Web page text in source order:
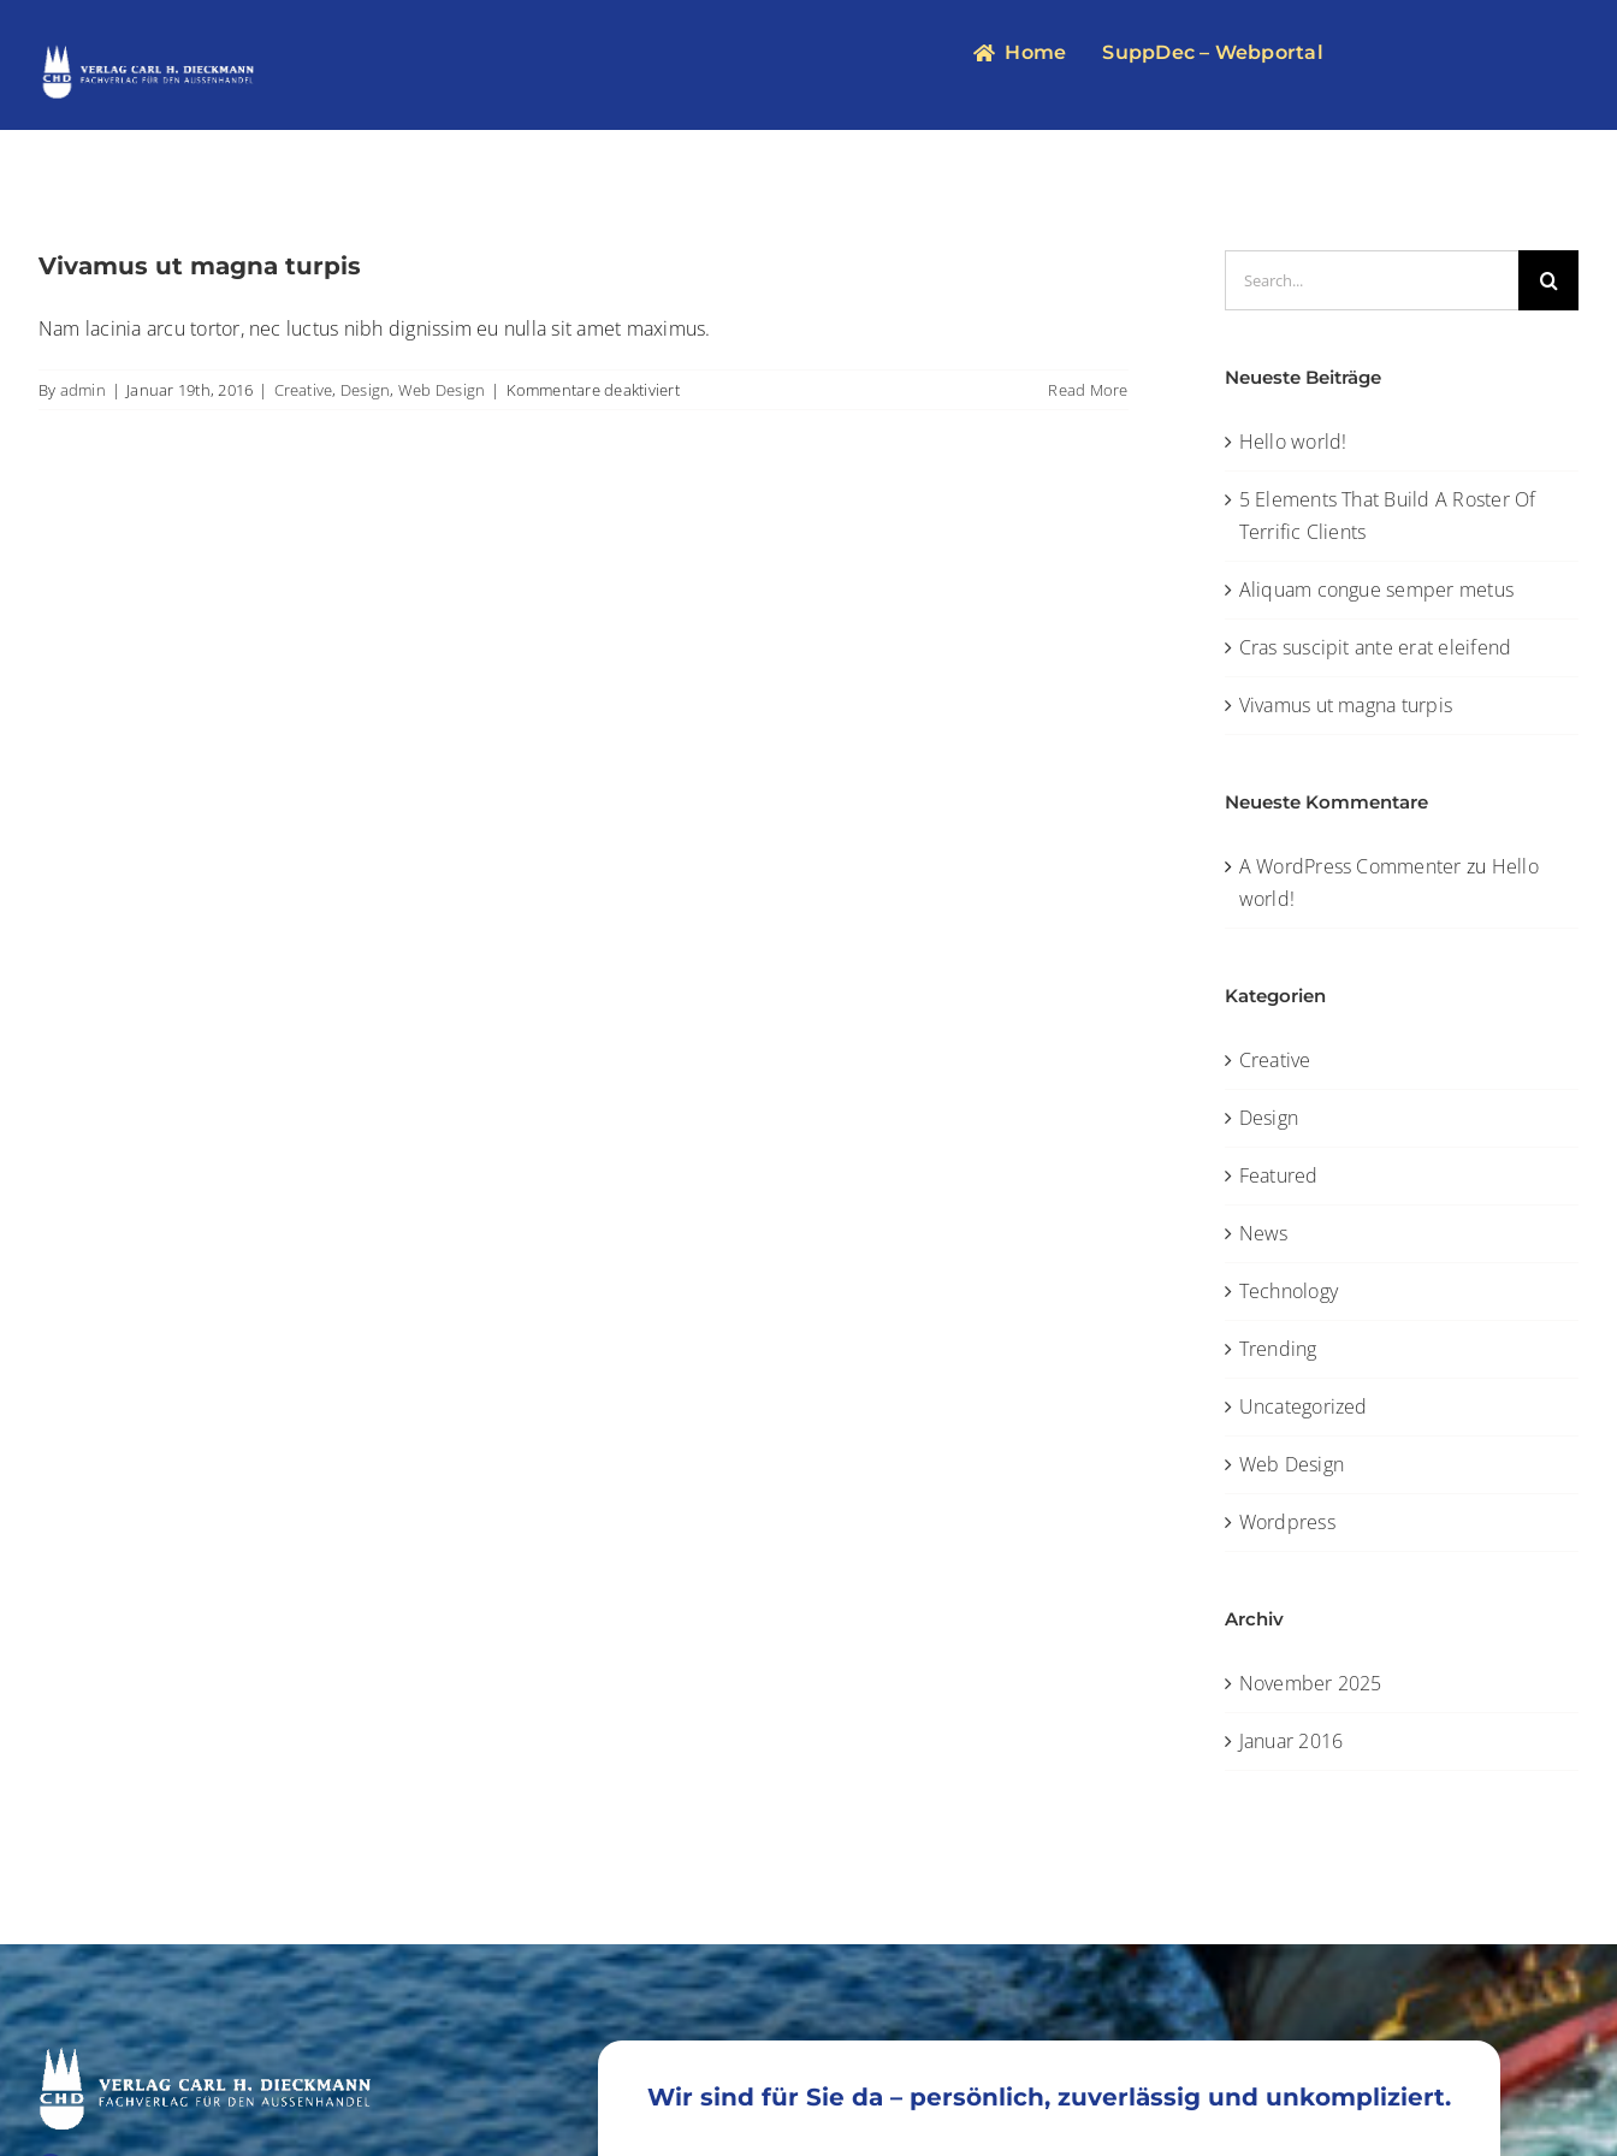
content
Home SuppDec – Webportal
Vivamus ut magna turpis
Nam lacinia arcu tortor, nec luctus nibh dignissim eu nulla sit amet maximus.
By admin | Januar 19th, 2016 | Creative, Design, Web Design | Kommentare deaktiviertfür
Read More
Neueste Beiträge
Hello world!
5 Elements That Build A Roster Of
Terrific Clients
Aliquam congue semper metus
Cras suscipit ante erat eleifend
Vivamus ut magna turpis
Neueste Kommentare
A WordPress Commenter zu Hello
world!
Kategorien
Creative
Design
Featured
News
Technology
Trending
Uncategorized
Web Design
Wordpress
Archiv
November 2025
Januar 2016
Wir sind für Sie da – persönlich, zuverlässig und unkompliziert.